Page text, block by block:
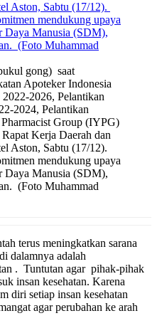
gong) saat
Apoteker Indonesia
2026, Pelantikan
2024, Pelantikan
Group (IYPG)
Kerja Daerah dan
Aston, Sabtu (17/12).
mendukung upaya
Daya Manusia (SDM),
(Foto Muhammad
terus meningkatkan sarana
dalamnya adalah
. Tuntutan agar pihak-pihak
insan kesehatan. Karena
diri setiap insan kesehatan
agar perubahan ke arah